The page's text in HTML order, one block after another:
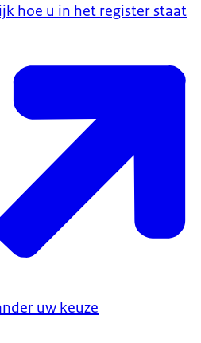
hoe u in het register staat
uw keuze